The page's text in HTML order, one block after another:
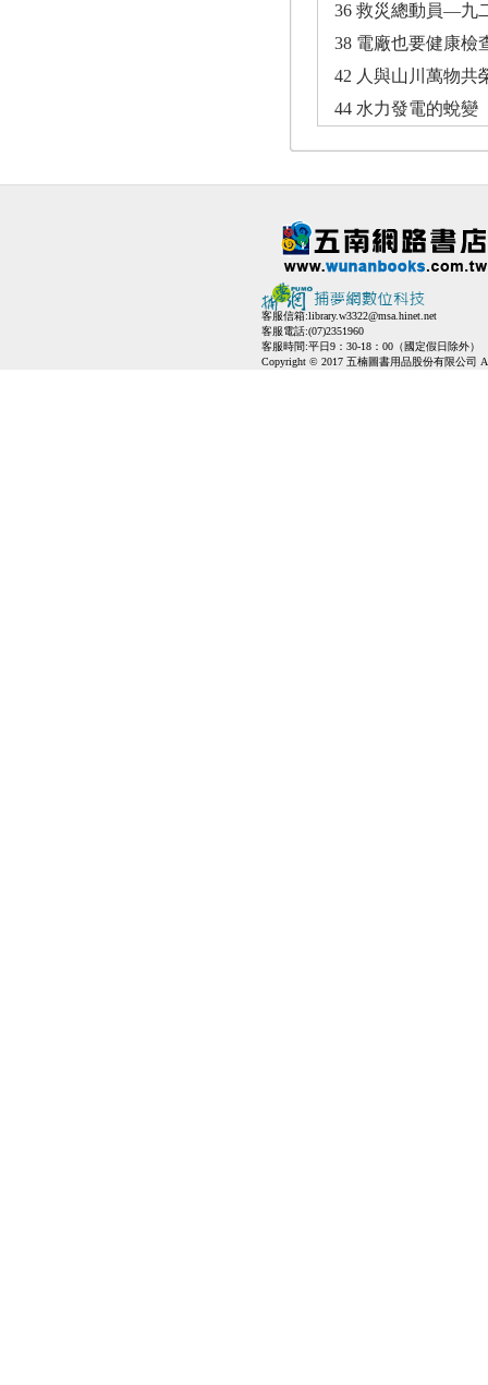
36 救災總動員—九
38 電廠也要健康
42 人與山川萬物共
44 水力發電的蛻變
客服信箱:library.w3322@msa.hinet.net
客服電話:(07)2351960
客服時間:平日9：30-18：00（國定假日除外）
Copyright © 2017 五楠圖書用品股份有限公司